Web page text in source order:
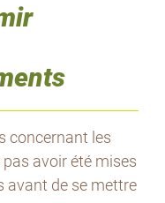
concernant les
avoir été mises
avant de se mettre